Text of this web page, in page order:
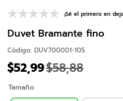
¡Sé el primero en
Duvet Bramante fino
Código: DUV700001-105
$52,99$58,88
Tamaño
7.
almohadas
8.
sofa cama
9.
natasha
10. camas